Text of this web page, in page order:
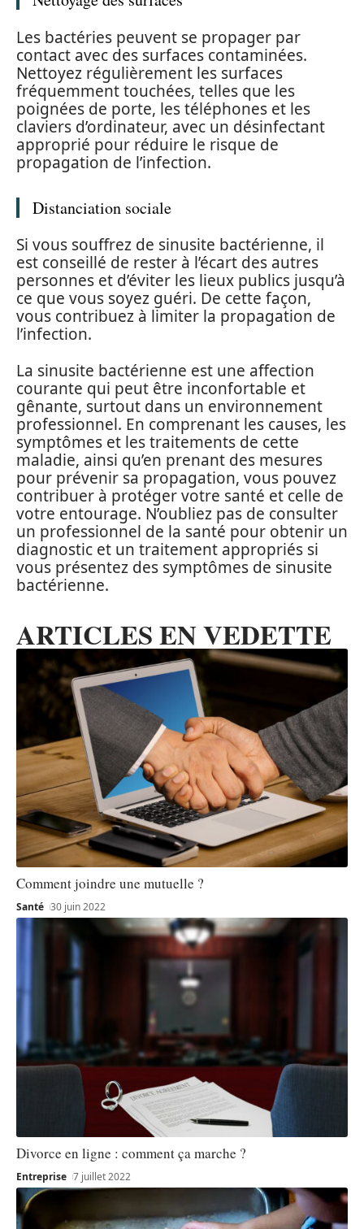
Les bactéries peuvent se propager par
contact avec des surfaces contaminées.
Nettoyez régulièrement les surfaces
fréquemment touchées, telles que les
poignées de porte, les téléphones et les
claviers d’ordinateur, avec un désinfectant
approprié pour réduire le risque de
propagation de l’infection.
Distanciation sociale
Si vous souffrez de sinusite bactérienne, il
est conseillé de rester à l’écart des autres
personnes et d’éviter les lieux publics jusqu’à
ce que vous soyez guéri. De cette façon,
vous contribuez à limiter la propagation de
l’infection.
La sinusite bactérienne est une affection
courante qui peut être inconfortable et
gênante, surtout dans un environnement
professionnel. En comprenant les causes, les
symptômes et les traitements de cette
maladie, ainsi qu’en prenant des mesures
pour prévenir sa propagation, vous pouvez
contribuer à protéger votre santé et celle de
votre entourage. N’oubliez pas de consulter
un professionnel de la santé pour obtenir un
diagnostic et un traitement appropriés si
vous présentez des symptômes de sinusite
bactérienne.
ARTICLES EN VEDETTE
Comment joindre une mutuelle ?
Santé 30 juin 2022
Divorce en ligne : comment ça marche ?
Entreprise 7 juillet 2022